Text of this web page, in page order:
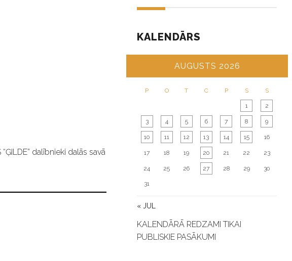
dalībnieki dalās savā
KALENDĀRS
AUGUSTS 2026
P O T C P S S
« JUL
1 2
3 4 5 6 7 8 9
10 11 12 13 14 15 16
17 18 19 20 21 22 23
24 25 26 27 28 29 30
31
KALENDĀRĀ REDZAMI TIKAI
PUBLISKIE PASĀKUMI